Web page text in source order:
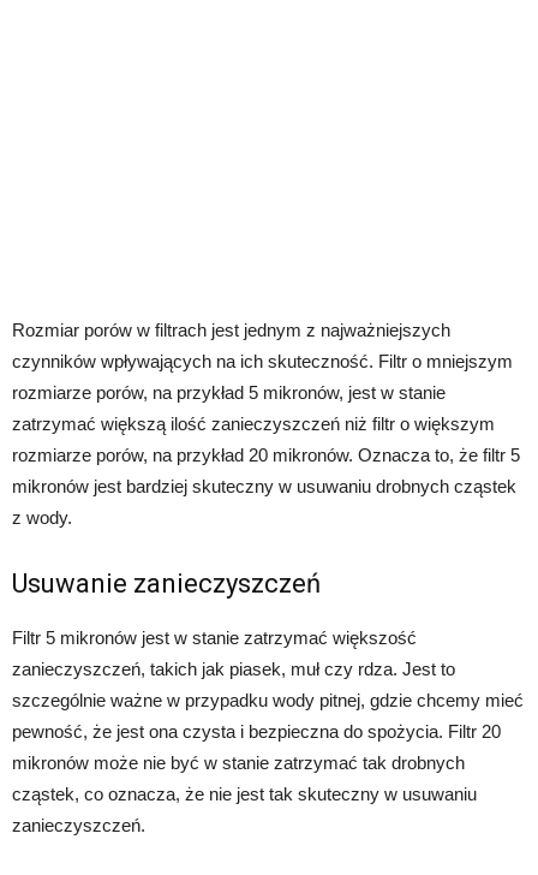
Rozmiar porów w filtrach jest jednym z najważniejszych
czynników wpływających na ich skuteczność. Filtr o mniejszym
rozmiarze porów, na przykład 5 mikronów, jest w stanie
zatrzymać większą ilość zanieczyszczeń niż filtr o większym
rozmiarze porów, na przykład 20 mikronów. Oznacza to, że filtr 5
mikronów jest bardziej skuteczny w usuwaniu drobnych cząstek
z wody.
Usuwanie zanieczyszczeń
Filtr 5 mikronów jest w stanie zatrzymać większość
zanieczyszczeń, takich jak piasek, muł czy rdza. Jest to
szczególnie ważne w przypadku wody pitnej, gdzie chcemy mieć
pewność, że jest ona czysta i bezpieczna do spożycia. Filtr 20
mikronów może nie być w stanie zatrzymać tak drobnych
cząstek, co oznacza, że nie jest tak skuteczny w usuwaniu
zanieczyszczeń.